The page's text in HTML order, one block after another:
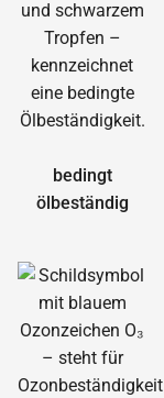
bedingt
ölbeständig